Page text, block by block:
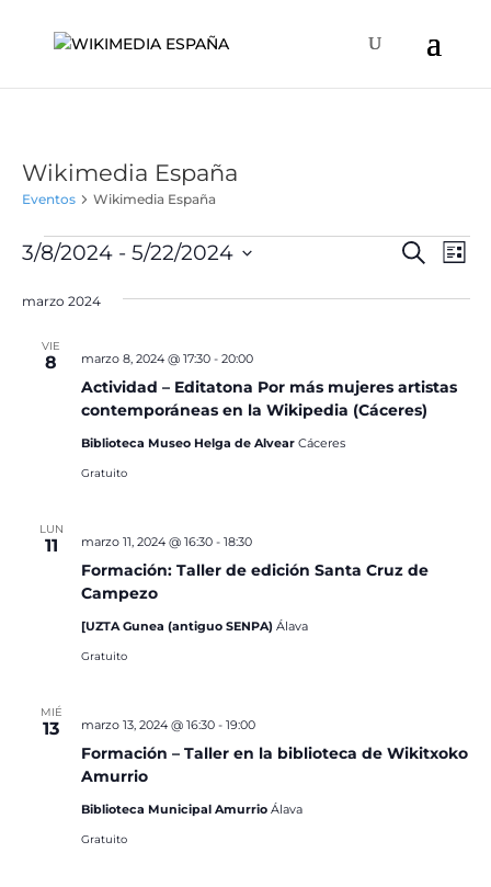
Wikimedia España
Eventos Wikimedia España
Eventos
de
Buscar
de
Lista
3/8/2024 - 5/22/2024
la
marzo 2024
VIE
8
Actividad – Editatona Por más mujeres artistas
contemporáneas en la Wikipedia (Cáceres)
marzo 8, 2024 @ 17:30- 20:00
Biblioteca Museo Helga de Alvear Cáceres
Gratuito
LUN
11
Formación: Taller de edición Santa Cruz de
Campezo
marzo 11, 2024 @ 16:30- 18:30
[UZTA Gunea (antiguo SENPA) Álava
Gratuito
MIÉ
13
Formación – Taller en la biblioteca de Wikitxoko
Amurrio
marzo 13, 2024 @ 16:30- 19:00
Biblioteca Municipal Amurrio Álava
Gratuito